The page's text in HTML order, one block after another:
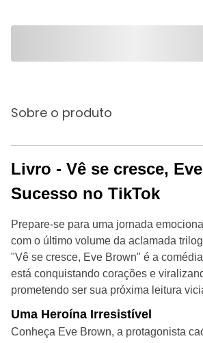
Sobre o produto
Livro - Vê se cresce,
Sucesso no TikTok
Prepare-se para uma jornada
com o último volume da aclamada
"Vê se cresce, Eve Brown" é a
está conquistando corações e
prometendo ser sua próxima leitura
Uma Heroína Irresistível
Conheça Eve Brown, a protagonista